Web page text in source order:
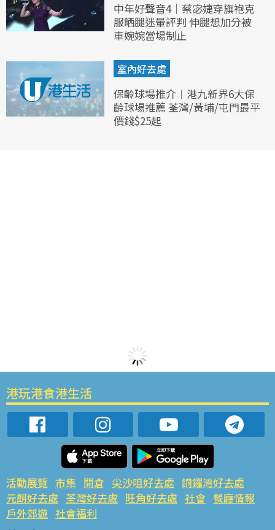
中年好聲音4｜蔡宓婕穿旗袍克
服晒腿迷暈評判 伸腿想加分被
車婉婉當場制止
室內好去處
保齡球場推介︱港九新界6大保
齡球場推薦 荃灣/黃埔/屯門最平
價錢$25起
港玩港食港生活
活動展覽 市集 開倉 尖沙咀好去處 銅鑼灣好去處
元朗好去處 荃灣好去處 旺角好去處 社會 餐廳情報
戶外郊遊 社會福利